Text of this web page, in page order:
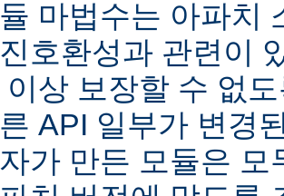
마법수는 아파치
호환성과 관련이
이상 보장할 수 없
API 일부가 변경
가 만든 모듈은